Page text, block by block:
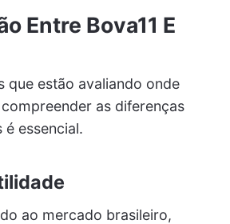
Entre Bova11 E
que estão avaliando onde
as diferenças
é essencial.
ao mercado brasileiro,